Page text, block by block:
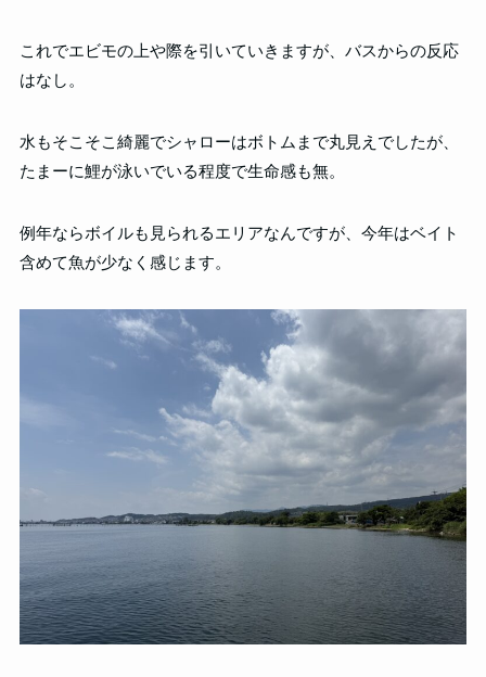
これでエビモの上や際を引いていきますが、バスからの反応
はなし。
水もそこそこ綺麗でシャローはボトムまで丸見えでしたが、
たまーに鯉が泳いでいる程度で生命感も無。
例年ならボイルも見られるエリアなんですが、今年はベイト
含めて魚が少なく感じます。